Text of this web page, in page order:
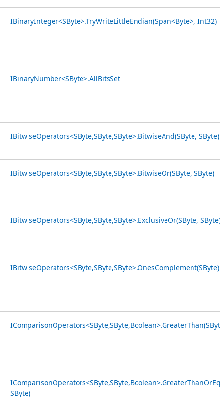
IBinaryInteger<SByte>.TryWriteLittleEndian(Span<Byte>, Int32)
IBinaryNumber<SByte>.AllBitsSet
IBitwiseOperators<SByte,SByte,SByte>.BitwiseAnd(SByte, SByte)
IBitwiseOperators<SByte,SByte,SByte>.BitwiseOr(SByte, SByte)
IBitwiseOperators<SByte,SByte,SByte>.ExclusiveOr(SByte, SByte)
IBitwiseOperators<SByte,SByte,SByte>.OnesComplement(SByte)
SByte)